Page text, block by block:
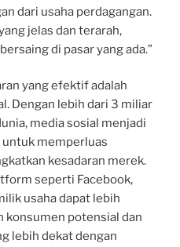
dari usaha perdagangan.
jelas dan terarah,
di pasar yang ada.”
yang efektif adalah
Dengan lebih dari 3 miliar
media sosial menjadi
memperluas
kesadaran merek.
seperti Facebook,
usaha dapat lebih
konsumen potensial dan
lebih dekat dengan